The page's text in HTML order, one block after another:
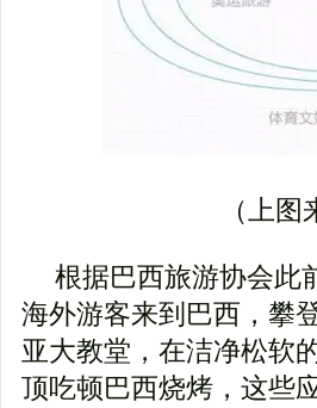
（上
根据巴西旅游协会此
海外游客来到巴西，攀
亚大教堂，在洁净松软
顶吃顿巴西烧烤，这些